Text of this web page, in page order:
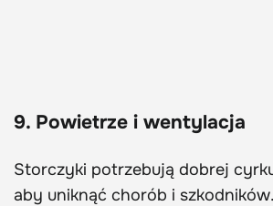
9. Powietrze i wentylacja
Storczyki potrzebują dobrej
aby uniknąć chorób i